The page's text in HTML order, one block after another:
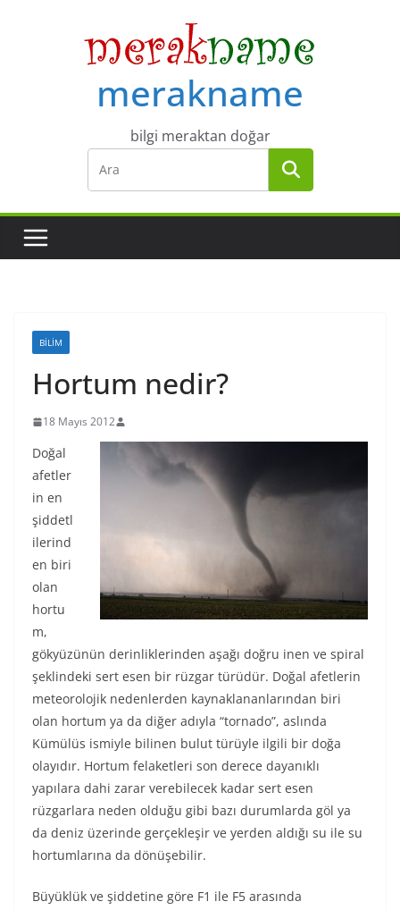
merakname
bilgi meraktan doğar
BILIM
Hortum nedir?
18 Mayıs 2012
Doğal
afetler
in en
şiddetl
ilerind
en biri
olan
hortu
m,
gökyüzünün derinliklerinden aşağı doğru inen ve spiral
şeklindeki sert esen bir rüzgar türüdür. Doğal afetlerin
meteorolojik nedenlerden kaynaklananlarından biri
olan hortum ya da diğer adıyla “tornado”, aslında
Kümülüs ismiyle bilinen bulut türüyle ilgili bir doğa
olayıdır. Hortum felaketleri son derece dayanıklı
yapılara dahi zarar verebilecek kadar sert esen
rüzgarlara neden olduğu gibi bazı durumlarda göl ya
da deniz üzerinde gerçekleşir ve yerden aldığı su ile su
hortumlarına da dönüşebilir.
Büyüklük ve şiddetine göre F1 ile F5 arasında